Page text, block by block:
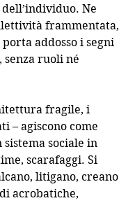
Ne
frammentata,
addosso i segni
senza ruoli né
fragile, i
– agiscono come
sociale in
scarafaggi. Si
litigano, creano
acrobatiche,